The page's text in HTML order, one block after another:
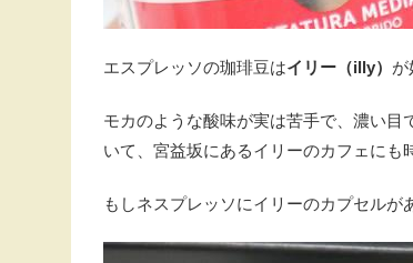
エスプレッソの珈琲豆はイリー（illy） が
モカのような酸味が実は苦手で、濃い
いて、宮益坂にあるイリーのカフェにも
もしネスプレッソにイリーのカプセルが